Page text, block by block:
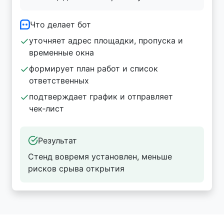
Что делает бот
уточняет адрес площадки, пропуска и
временные окна
формирует план работ и список
ответственных
подтверждает график и отправляет
чек‑лист
Результат
Стенд вовремя установлен, меньше
рисков срыва открытия